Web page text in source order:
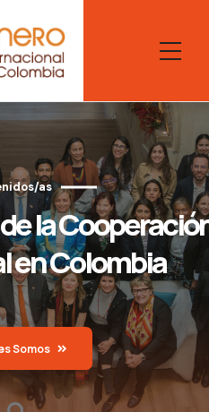
as
la
en Colombia
Somos